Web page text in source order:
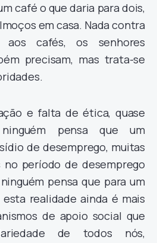
café o que daria para dois,
em casa. Nada contra
aos cafés, os senhores
precisam, mas trata-se
e falta de ética, quase
pensa que um
de desemprego, muitas
no período de desemprego
pensa que para um
realidade ainda é mais
de apoio social que
de todos nós,